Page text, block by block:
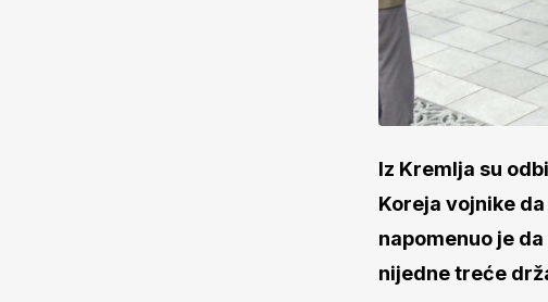
Iz Kremlja su
Koreja vojnike
napomenuo je
nijedne treće